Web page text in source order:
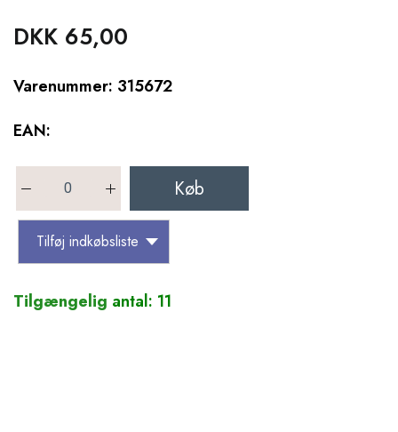
DKK 65,00
Varenummer: 315672
EAN:
Køb
Tilføj indkøbsliste
Tilgængelig antal: 11